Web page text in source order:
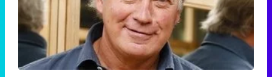
Tráiler de '33 días', la nueva serie de Atresplayer con Julián Villagrán y José Manuel Poga